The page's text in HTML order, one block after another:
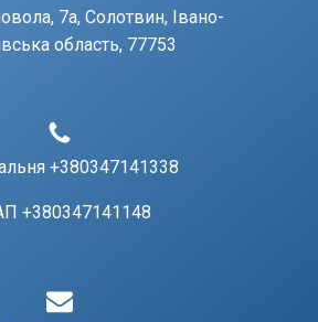
7a, Солотвин, Івано-
область, 77753
+380347141338
+380347141148